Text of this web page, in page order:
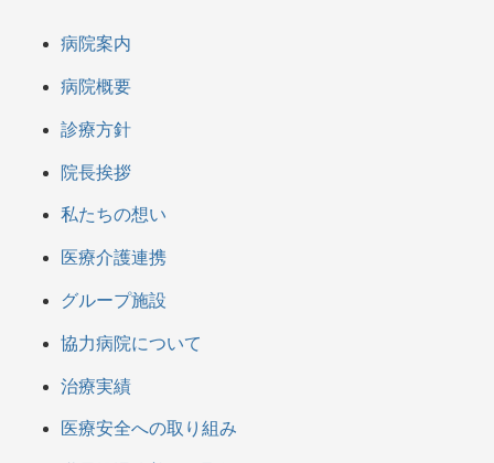
病院案内
病院概要
診療方針
院長挨拶
私たちの想い
医療介護連携
グループ施設
協力病院について
治療実績
医療安全への取り組み